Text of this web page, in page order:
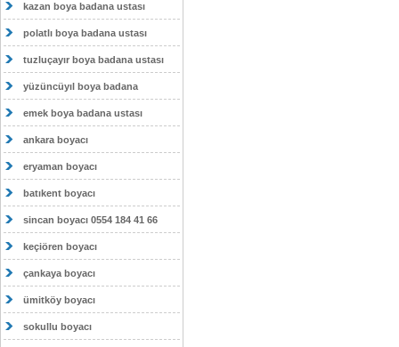
kazan boya badana ustası
polatlı boya badana ustası
tuzluçayır boya badana ustası
yüzüncüyıl boya badana
emek boya badana ustası
ankara boyacı
eryaman boyacı
batıkent boyacı
sincan boyacı 0554 184 41 66
keçiören boyacı
çankaya boyacı
ümitköy boyacı
sokullu boyacı